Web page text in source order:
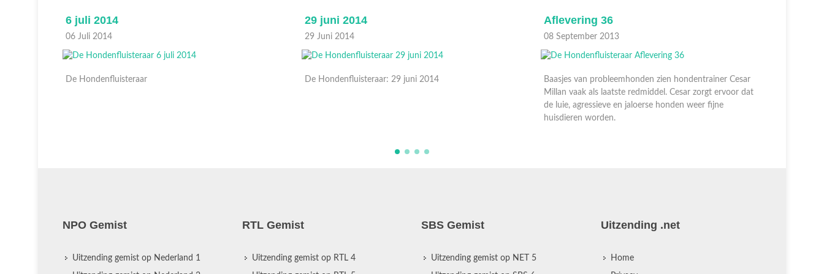
6 juli 2014
06 Juli 2014
De Hondenfluisteraar
29 juni 2014
29 Juni 2014
De Hondenfluisteraar: 29 juni 2014
Aflevering 36
08 September 2013
Baasjes van probleemhonden zien hondentrainer Cesar
Millan vaak als laatste redmiddel. Cesar zorgt ervoor dat
de luie, agressieve en jaloerse honden weer fijne
huisdieren worden.
NPO Gemist
Uitzending gemist op Nederland 1
RTL Gemist
Uitzending gemist op RTL 4
SBS Gemist
Uitzending gemist op NET 5
Uitzending .net
Home